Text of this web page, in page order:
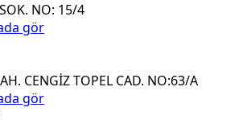
NO: 15/4
gör
CENGİZ TOPEL CAD. NO:63/A
gör